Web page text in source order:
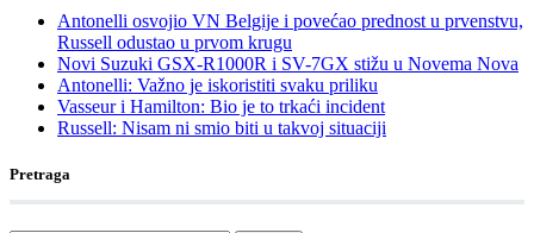
Antonelli osvojio VN Belgije i povećao prednost u prvenstvu,
Russell odustao u prvom krugu
Novi Suzuki GSX-R1000R i SV-7GX stižu u Novema Nova
Antonelli: Važno je iskoristiti svaku priliku
Vasseur i Hamilton: Bio je to trkaći incident
Russell: Nisam ni smio biti u takvoj situaciji
Pretraga